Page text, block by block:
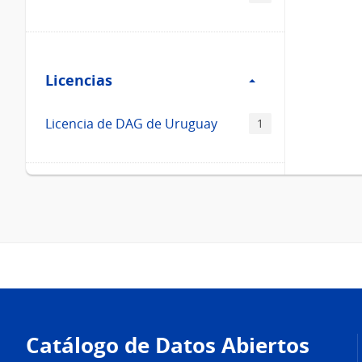
Licencias
Licencias
Licencia de DAG de Uruguay 1
Catálogo de Datos Abiertos